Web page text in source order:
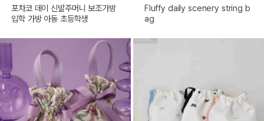
포차코 데이 신발주머니 보조가방
입학 가방 아동 초등학생
Fluffy daily scenery string b
ag